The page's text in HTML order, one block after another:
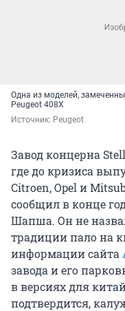
Одна из моделей,
Peugeot 408X
Источник: Peugeot
Завод концерна
где до кризиса
Citroen, Opel и
сообщил в конце
Шапша. Он не
традиции пало на
информации сайта
завода и его
в версиях для
подтвердится,